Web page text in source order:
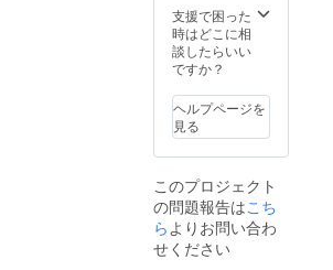
ダー
パッ
ド･･･1
個（通
無し）
・接着
ファス
ナース
プ･･･2
本（通
常版も2
本） ・
カラビ
支援で困った
時はどこに相
談したらいい
ですか？
ヘルプページを
見る
このプロジェクト
の問題報告はこち
ら よりお問い合わ
せください